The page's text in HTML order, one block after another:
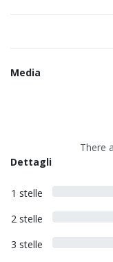
Media
There
Dettagli
1 stelle
2 stelle
3 stelle